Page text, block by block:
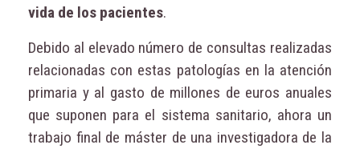
vida de los pacientes.
Debido al elevado número de consultas realizadas
relacionadas con estas patologías en la atención
primaria y al gasto de millones de euros anuales
que suponen para el sistema sanitario, ahora un
trabajo final de máster de una investigadora de la